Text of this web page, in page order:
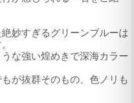
妙すぎるグリーンブルーは
な強い煌めきで深海カラー
が抜群そのもの、色ノリも